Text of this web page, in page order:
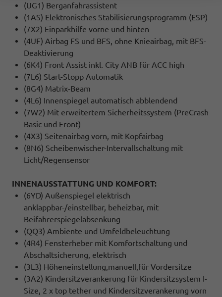
(UG1) Berganfahrassistent
(1AS) Elektronisches Stabilisierungsprogramm (ESP)
(7X2) Einparkhilfe vorne und hinten
(4UF) Airbag FS und BFS, ohne Knieairbag, mit BFS-
Deaktivierung
(6K4) Front Assist inkl. City ANB für ACC high
(7L6) Start-Stopp Automatik
(8G4) Matrix-Beam
(4L6) Innenspiegel automatisch abblendend
(7W2) Mit erweitertem Sicherheitssystem (PreCrash
Basic und Front)
(4X3) Seitenairbag vorn, mit Kopfairbag
(8N6) Scheibenwischer-Intervallschaltung mit
Licht/Regensensor
INNENAUSSTATTUNG UND KOMFORT:
(6YD) Außenspiegel elektrisch
anklappbar-/einstellbar, beheizbar, mit
Beifahrerspiegelabsenkung
(QQ3) Ambiente und Umfeldbeleuchtung
(4R4) Fensterheber mit Komfortschaltung und
Abschaltsicherung, elektrisch
(3L3) Höheneinstellung,manuell,für Vordersitze
(3A2) Kindersitzverankerung für Kindersitzsystem I-
Size, 2 x top tether und Kindersitzverankerung vorn